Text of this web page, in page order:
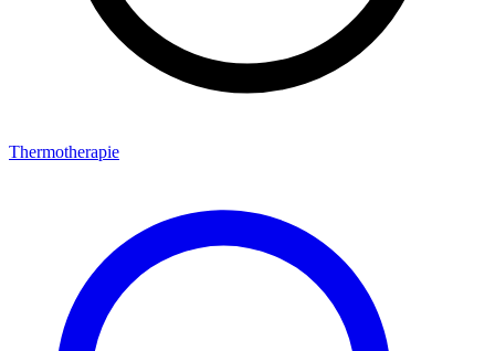
Thermotherapie